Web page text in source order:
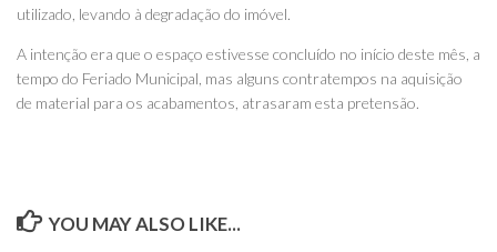
utilizado, levando à degradação do imóvel.
A intenção era que o espaço estivesse concluído no início deste mês, a
tempo do Feriado Municipal, mas alguns contratempos na aquisição
de material para os acabamentos, atrasaram esta pretensão.
YOU MAY ALSO LIKE...